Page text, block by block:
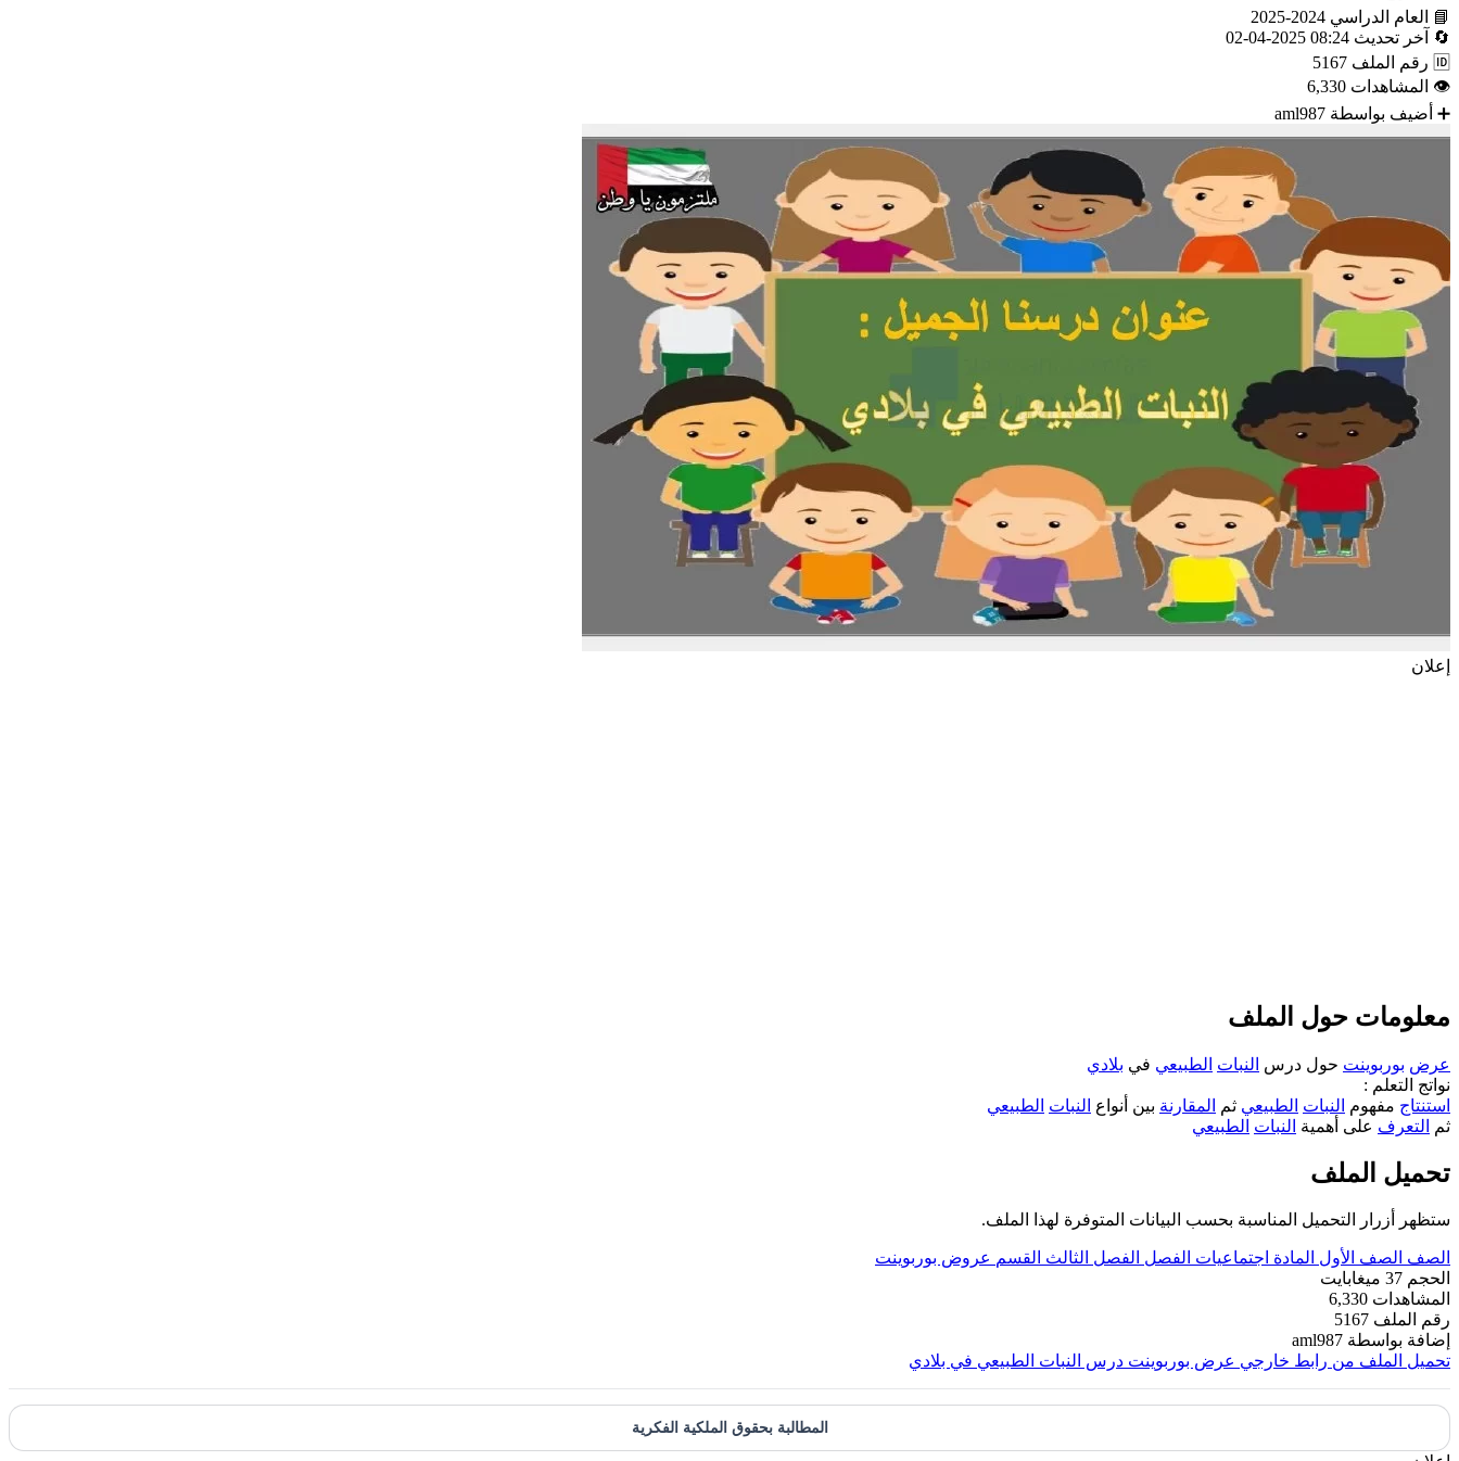
📘
العام الدراسي 2024-2025
🔄
آخر تحديث 08:24 2025-04-02
🆔 رقم الملف 5167
👁 المشاهدات 6,330
➕ أضيف بواسطة aml987
إعلان
معلومات حول الملف
عرض بوربوينت حول درس النبات الطبيعي في بلادي
نواتج التعلم :
استنتاج مفهوم النبات الطبيعي ثم المقارنة بين أنواع النبات الطبيعي
ثم
التعرف على أهمية النبات الطبيعي
تحميل الملف
ستظهر أزرار التحميل المناسبة بحسب البيانات المتوفرة لهذا الملف.
الصف الصف الأول المادة اجتماعيات الفصل الفصل الثالث القسم عروض بوربوينت
الحجم 37 ميغابايت
المشاهدات 6,330
رقم الملف 5167
إضافة بواسطة aml987
تحميل الملف من رابط خارجي عرض بوربوينت درس النبات الطبيعي في بلادي
المطالبة بحقوق الملكية الفكرية